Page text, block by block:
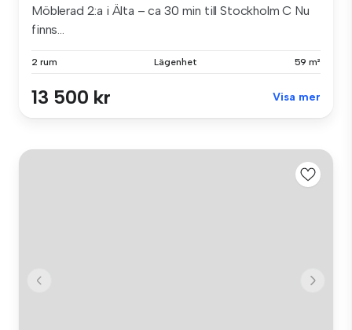
Möblerad 2:a i Älta – ca 30 min till Stockholm C Nu
finns...
2 rum Lägenhet 59 m²
13 500 kr Visa mer